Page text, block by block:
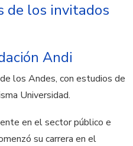
de los invitados
Andi
los Andes, con estudios de
Universidad.
en el sector público e
su carrera en el